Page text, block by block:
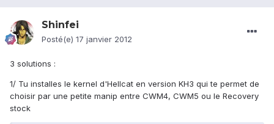
Shinfei
Posté(e) 17 janvier 2012
3 solutions :
1/ Tu installes le kernel d'Hellcat en version KH3 qui te permet de
choisir par une petite manip entre CWM4, CWM5 ou le Recovery
stock